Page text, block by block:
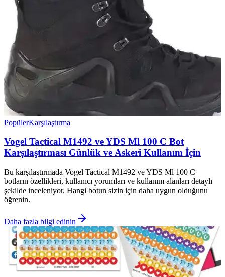
PopülerKarşılaştırma
Vogel Tactical M1492 ve YDS Ml 100 C Bot
Karşılaştırması Günlük ve Askeri Kullanım İçin
Bu karşılaştırmada Vogel Tactical M1492 ve YDS Ml 100 C
botların özellikleri, kullanıcı yorumları ve kullanım alanları detaylı
şekilde inceleniyor. Hangi botun sizin için daha uygun olduğunu
öğrenin.
Daha fazla bilgi edinin